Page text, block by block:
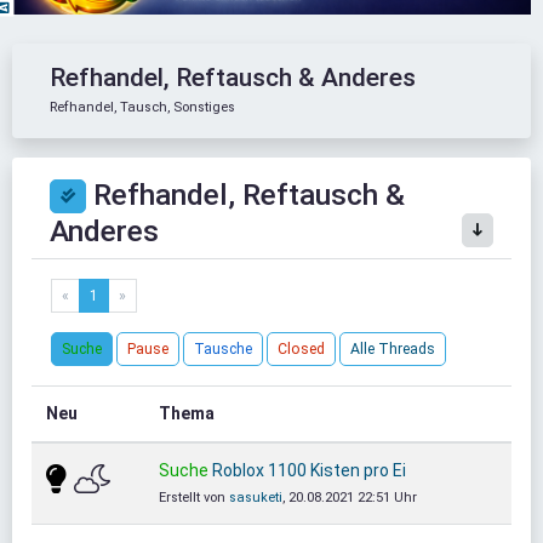
Refhandel, Reftausch & Anderes
Refhandel, Tausch, Sonstiges
Refhandel, Reftausch &
Anderes
« 1 »
Suche Pause Tausche Closed Alle Threads
Neu Thema
Suche Roblox 1100 Kisten pro Ei
Erstellt von sasuketi, 20.08.2021 22:51 Uhr